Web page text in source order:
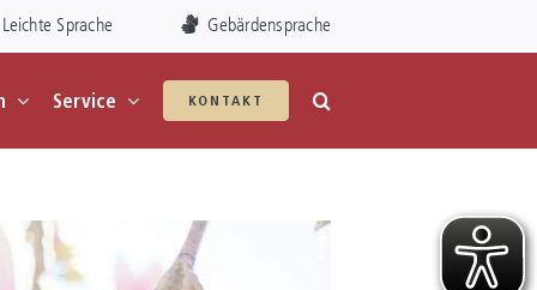
Leichte Sprache Gebärdensprache
Service KONTAKT